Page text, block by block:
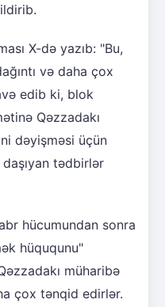
X-də yazıb: "Bu,
və daha çox
edib ki, blok
Qəzzadakı
dəyişməsi üçün
tədbirlər
hücumundan sonra
hüququnu"
müharibə
çox tənqid edirlər.